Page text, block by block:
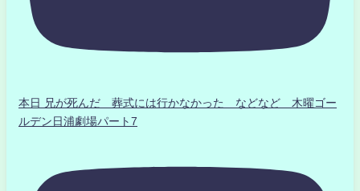
本日 兄が死んだ 葬式には行かなかった などなど 木曜ゴー
ルデン日浦劇場パート7